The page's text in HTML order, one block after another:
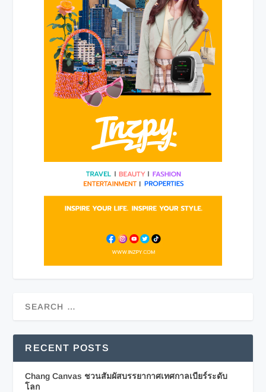
RECENT POSTS
Chang Canvas ชวนสัมผัสบรรยากาศเทศกาลเบียร์ระดับ
โลก